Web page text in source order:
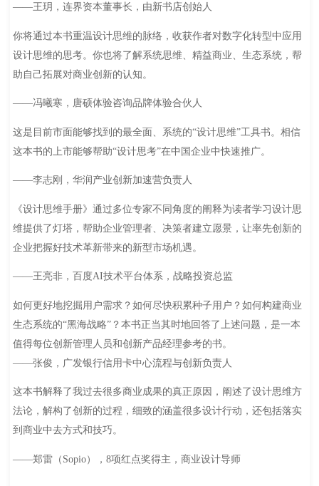
——王玥，连界资本董事长，由新书店创始人
你将通过本书重温设计思维的脉络，收获作者对数字化转型中应用
设计思维的思考。你也将了解系统思维、精益商业、生态系统，帮
助自己拓展对商业创新的认知。
——冯曦寒，唐硕体验咨询品牌体验合伙人
这是目前市面能够找到的最全面、系统的“设计思维”工具书。相信
这本书的上市能够帮助“设计思考”在中国企业中快速推广。
——李志刚，华润产业创新加速营负责人
《设计思维手册》通过多位专家不同角度的阐释为读者学习设计思
维提供了灯塔，帮助企业管理者、决策者建立愿景，让率先创新的
企业把握好技术革新带来的新型市场机遇。
——王亮非，百度AI技术平台体系，战略投资总监
如何更好地挖掘用户需求？如何尽快积累种子用户？如何构建商业
生态系统的“黑海战略”？本书正当其时地回答了上述问题，是一本
值得每位创新管理人员和创新产品经理参考的书。
——张俊，广发银行信用卡中心流程与创新负责人
这本书解释了我过去很多商业成果的真正原因，阐述了设计思维方
法论，解构了创新的过程，细致的涵盖很多设计行动，还包括落实
到商业中去方式和技巧。
——郑雷（Sopio），8项红点奖得主，商业设计导师